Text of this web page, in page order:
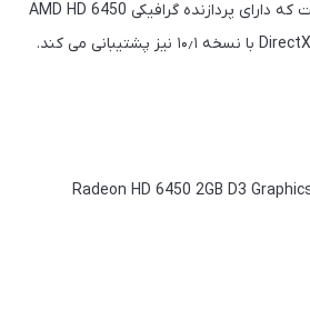
یکی از قطعات کامپیوتر است که دارای پردازنده گرافیکی AMD HD 6450